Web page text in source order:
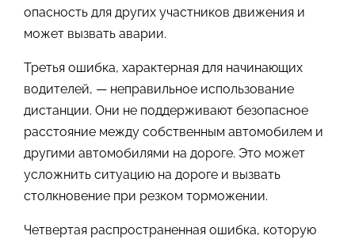
опасность для других участников движения и
может вызвать аварии.
Третья ошибка, характерная для начинающих
водителей, — неправильное использование
дистанции. Они не поддерживают безопасное
расстояние между собственным автомобилем и
другими автомобилями на дороге. Это может
усложнить ситуацию на дороге и вызвать
столкновение при резком торможении.
Четвертая распространенная ошибка, которую